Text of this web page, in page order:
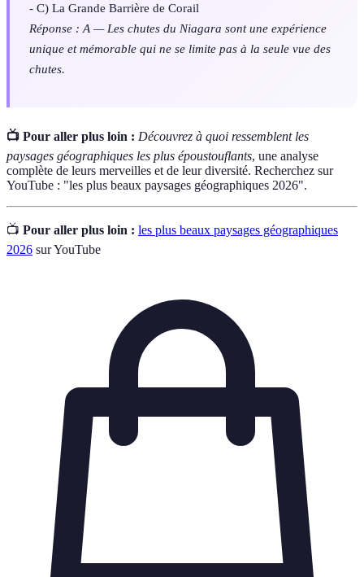
- C) La Grande Barrière de Corail
Réponse : A — Les chutes du Niagara sont une expérience
unique et mémorable qui ne se limite pas à la seule vue des
chutes.
📺 Pour aller plus loin : Découvrez à quoi ressemblent les
paysages géographiques les plus époustouflants, une analyse
complète de leurs merveilles et de leur diversité. Recherchez sur
YouTube : "les plus beaux paysages géographiques 2026".
📺 Pour aller plus loin : les plus beaux paysages géographiques
2026 sur YouTube